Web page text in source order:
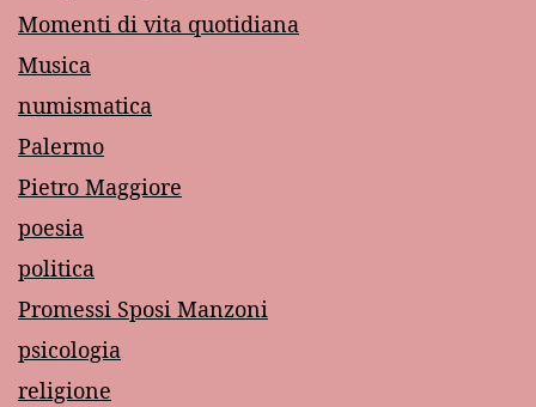
Momenti di vita quotidiana
Musica
numismatica
Palermo
Pietro Maggiore
poesia
politica
Promessi Sposi Manzoni
psicologia
religione